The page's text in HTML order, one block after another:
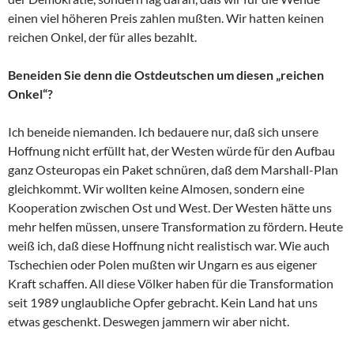
einen viel höheren Preis zahlen mußten. Wir hatten keinen
reichen Onkel, der für alles bezahlt.
Beneiden Sie denn die Ostdeutschen um diesen „reichen
Onkel“?
Ich beneide niemanden. Ich bedauere nur, daß sich unsere
Hoffnung nicht erfüllt hat, der Westen würde für den Aufbau
ganz Osteuropas ein Paket schnüren, daß dem Marshall-Plan
gleichkommt. Wir wollten keine Almosen, sondern eine
Kooperation zwischen Ost und West. Der Westen hätte uns
mehr helfen müssen, unsere Transformation zu fördern. Heute
weiß ich, daß diese Hoffnung nicht realistisch war. Wie auch
Tschechien oder Polen mußten wir Ungarn es aus eigener
Kraft schaffen. All diese Völker haben für die Transformation
seit 1989 unglaubliche Opfer gebracht. Kein Land hat uns
etwas geschenkt. Deswegen jammern wir aber nicht.